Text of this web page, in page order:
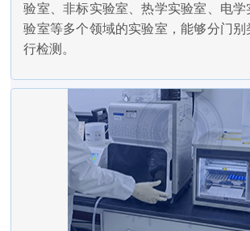
验室、非标实验室、热学实验室、电
验室等多个领域的实验室，能够分门
行检测。